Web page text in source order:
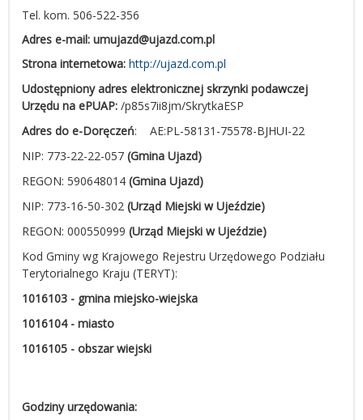
Tel. kom. 506-522-356
Adres e-mail: umujazd@ujazd.com.pl
Strona internetowa: http://ujazd.com.pl
Udostępniony adres elektronicznej skrzynki podawczej
Urzędu na ePUAP: /p85s7ii8jm/SkrytkaESP
Adres do e-Doręczeń: AE:PL-58131-75578-BJHUI-22
NIP: 773-22-22-057 (Gmina Ujazd)
REGON: 590648014 (Gmina Ujazd)
NIP: 773-16-50-302 (Urząd Miejski w Ujeździe)
REGON: 000550999 (Urząd Miejski w Ujeździe)
Kod Gminy wg Krajowego Rejestru Urzędowego Podziału
Terytorialnego Kraju (TERYT):
1016103 - gmina miejsko-wiejska
1016104 - miasto
1016105 - obszar wiejski
Godziny urzędowania: